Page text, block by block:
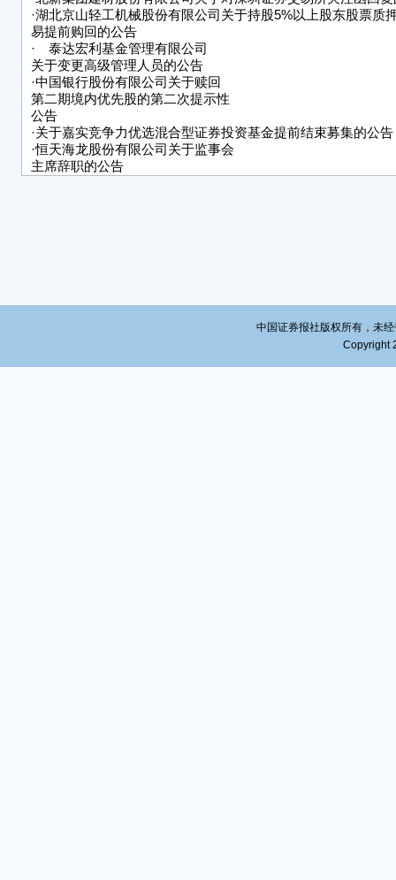
·湖北京山轻工机械股份有限公司关于持股5%以上股东股票质
易提前购回的公告
· 泰达宏利基金管理有限公司
关于变更高级管理人员的公告
·中国银行股份有限公司关于赎回
第二期境内优先股的第二次提示性
公告
·关于嘉实竞争力优选混合型证券投资基金提前结束募集的公告
·恒天海龙股份有限公司关于监事会
主席辞职的公告
话
现。
中国证券报社版权所有，未
Copyright